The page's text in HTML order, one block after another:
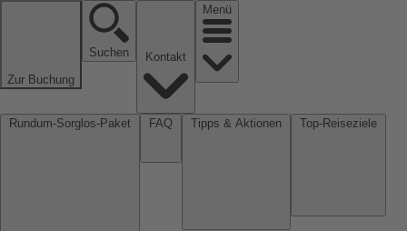
Zur Buchung
Suchen
Menü